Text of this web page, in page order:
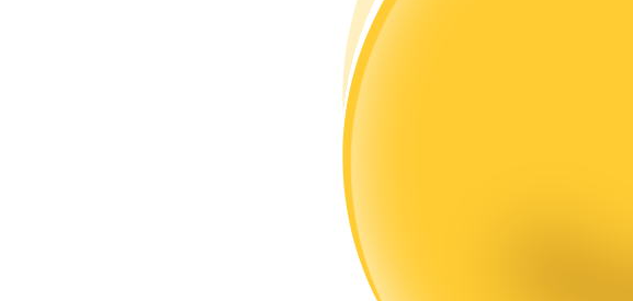
Анализ больших данных, включая торговую информацию и т. д.